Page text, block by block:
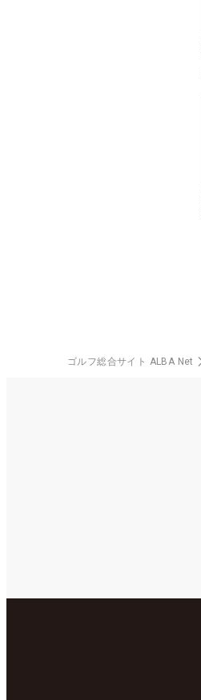
ゴルフ総合サイト ALBA Net